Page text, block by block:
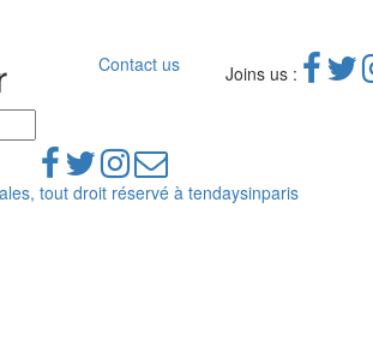
Contact us Joins us :
tout droit réservé à tendaysinparis